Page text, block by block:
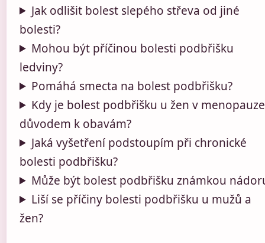
Jak odlišit bolest slepého střeva od jiné
bolesti?
Mohou být příčinou bolesti podbřišku
ledviny?
Pomáhá smecta na bolest podbřišku?
Kdy je bolest podbřišku u žen v menopauze
důvodem k obavám?
Jaká vyšetření podstoupím při chronické
bolesti podbřišku?
Může být bolest podbřišku známkou
Liší se příčiny bolesti podbřišku u mužů a
žen?